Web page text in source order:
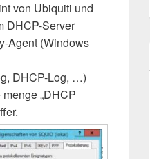
von Ubiquiti und
DHCP-Server
Agent (Windows
DHCP-Log, …)
„DHCP